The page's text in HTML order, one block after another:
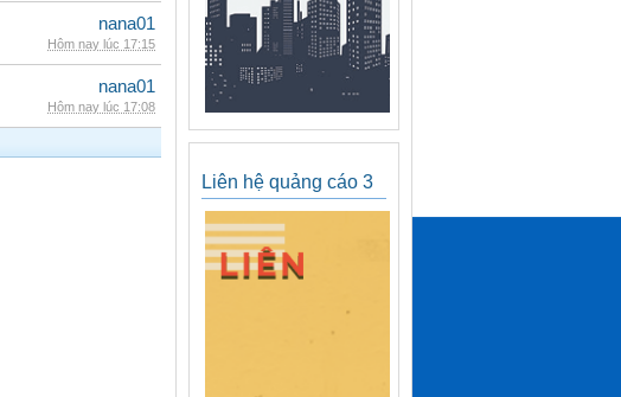
nana01
Hôm nay lúc 17:15
nana01
Hôm nay lúc 17:08
Liên hệ quảng cáo 3